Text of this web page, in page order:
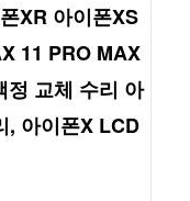
XR 아이폰XS
11 PRO MAX
정 교체 수리 아
, 아이폰X LCD